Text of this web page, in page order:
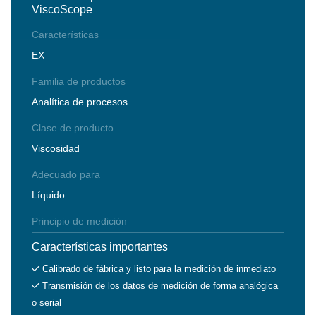
ViscoScope
Características
EX
Familia de productos
Analítica de procesos
Clase de producto
Viscosidad
Adecuado para
Líquido
Principio de medición
Características importantes
Calibrado de fábrica y listo para la medición de inmediato
Transmisión de los datos de medición de forma analógica
o serial